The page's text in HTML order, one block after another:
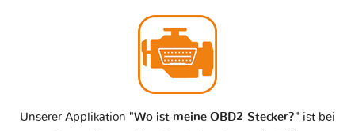
Unserer Applikation "Wo ist meine OBD2-Stecker?" ist bei